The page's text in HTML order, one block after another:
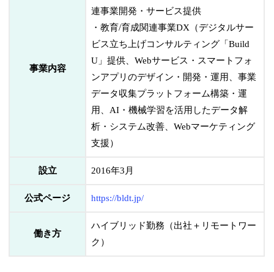
事業内容
連事業開発・サービス提供
・教育/育成関連事業DX（デジタルサー
ビス立ち上げコンサルティング「Build
U」提供、Webサービス・スマートフォ
ンアプリのデザイン・開発・運用、事業
データ収集プラットフォーム構築・運
用、AI・機械学習を活用したデータ解
析・システム改善、Webマーケティング
支援）
設立 2016年3月
公式ページ https://bldt.jp/
働き方
ハイブリッド勤務（出社＋リモートワー
ク）